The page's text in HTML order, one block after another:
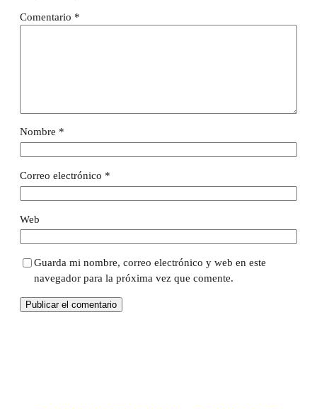
Comentario *
Nombre *
Correo electrónico *
Web
Guarda mi nombre, correo electrónico y web en este
navegador para la próxima vez que comente.